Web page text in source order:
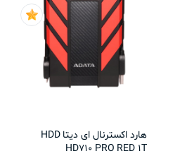
هارد اکسترنال ای دیتا HDD
HD710 PRO RED 1T